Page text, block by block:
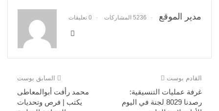
مدير الموقع 5236 المشاركات 0 تعليقات
السابق بوست
محمد رأفت أبوالمعاطى
يكتب | فرص وتحديات
القادم بوست
غرفة عمليات التنسيقية:
رصدنا 8029 لجنة في اليوم